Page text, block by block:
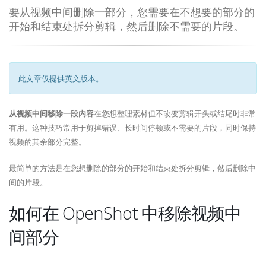
要从视频中间删除一部分，您需要在不想要的部分的
开始和结束处拆分剪辑，然后删除不需要的片段。
此文章仅提供英文版本。
从视频中间移除一段内容在您想整理素材但不改变剪辑开头或结尾时非常
有用。这种技巧常用于剪掉错误、长时间停顿或不需要的片段，同时保持
视频的其余部分完整。
最简单的方法是在您想删除的部分的开始和结束处拆分剪辑，然后删除中
间的片段。
如何在 OpenShot 中移除视频中
间部分